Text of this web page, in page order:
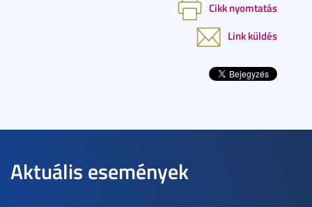
Cikk nyomtatás
Link küldés
Aktuális események